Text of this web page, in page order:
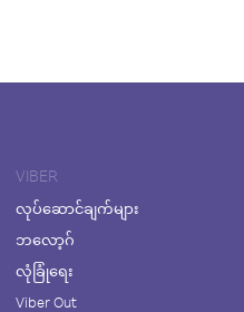
VIBER
လုပ်ဆောင်ချက်များ
ဘလော့ဂ်
လုံခြုံရေး
Viber Out